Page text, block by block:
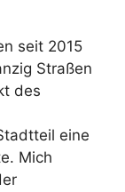
seit 2015
Straßen
des
eine
Mich